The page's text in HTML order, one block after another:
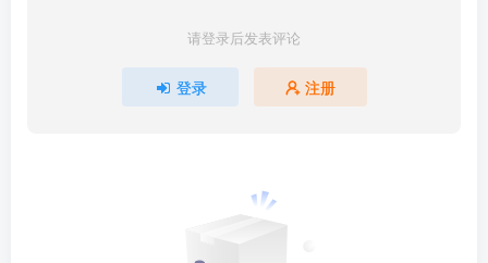
请登录后发表评论
登录 注册